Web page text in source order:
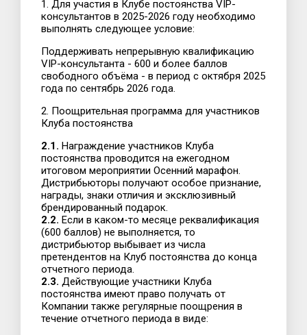
1. Для участия в Клубе постоянства VIP-
консультантов в 2025-2026 году необходимо
выполнять следующее условие:
Поддерживать непрерывную квалификацию
VIP-консультанта - 600 и более баллов
свободного объёма - в период с октября 2025
года по сентябрь 2026 года.
2. Поощрительная программа для участников
Клуба постоянства
2.1. Награждение участников Клуба
постоянства проводится на ежегодном
итоговом мероприятии Осенний марафон.
Дистрибьюторы получают особое признание,
награды, знаки отличия и эксклюзивный
брендированный подарок.
2.2. Если в каком-то месяце реквалификация
(600 баллов) не выполняется, то
дистрибьютор выбывает из числа
претендентов на Клуб постоянства до конца
отчетного периода.
2.3. Действующие участники Клуба
постоянства имеют право получать от
Компании также регулярные поощрения в
течение отчетного периода в виде: